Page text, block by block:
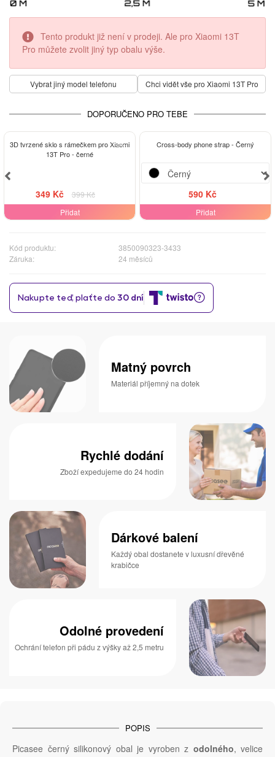
Tento produkt již není v prodeji. Ale pro Xiaomi 13T
Pro můžete zvolit jiný typ obalu výše.
Vybrat jiný model telefonu Chci vidět vše pro Xiaomi 13T Pro
DOPORUČENO PRO TEBE
-13%
3D tvrzené sklo s rámečkem pro Xiaomi
13T Pro - černé
349 Kč
399 Kč
Přidat
Cross-body phone strap - Černý
590 Kč
Přidat
Kód produktu:
3850090323-3433
Záruka:
24 měsíců
Matný povrch
Materiál příjemný na dotek
Rychlé dodání
Zboží expedujeme do 24 hodin
Dárkové balení
Každý obal dostanete v luxusní dřevěné
krabičce
Odolné provedení
Ochrání telefon při pádu z výšky až 2,5 metru
POPIS
Picasee černý silikonový obal je vyroben z odolného, velice